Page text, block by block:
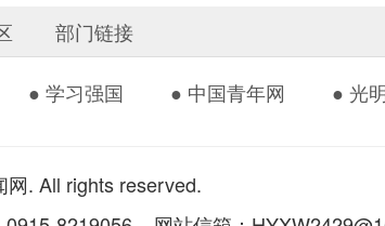
部门链接
● 学习强国 ● 中国青年网 ● 光
. All rights reserved.